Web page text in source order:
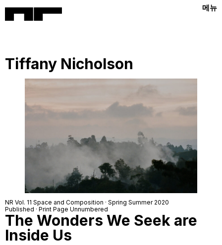
메뉴
Tiffany Nicholson
NR Vol. 11 Space and Composition · Spring Summer 2020
Published · Print Page Unnumbered
The Wonders We Seek are
Inside Us